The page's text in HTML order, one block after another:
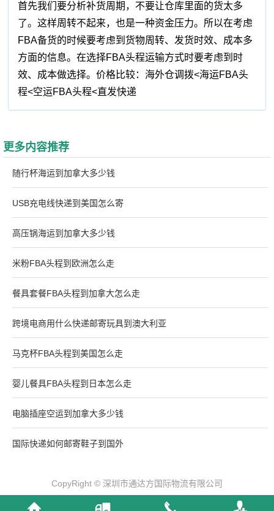
首先我们要分析补货周期，不要让仓库里面的货太多
了。这样周转不起来，也是一种资金压力。所以在考虑
FBA备货的时候要考虑到货物周转、发货时效、成本多
方面的信息。在选择FBA头程运输方式时要考虑到时
效、成本做选择。价格比较：海外仓调拨<海运FBA头
程<空运FBA头程<直发快递
更多内容推荐
随行杯海运到加拿大多少钱
USB充电线快递到美国怎么寄
高压锅海运到加拿大多少钱
米粉FBA头程到欧洲怎么走
餐具套餐FBA头程到加拿大怎么走
跨境电商用什么快递邮寄玩具到澳大利亚
马克杯FBA头程到美国怎么走
婴儿餐具FBA头程到日本怎么走
电脑插座空运到加拿大多少钱
国际快递如何邮寄鞋子到国外
CopyRight © 深圳市通达方国际物流有限公司